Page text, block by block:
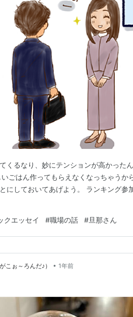
くるなり、妙にテンションが高かった
ごはん作ってもらえなくなっちゃうか
にしておいてあげよう。 ランキング参
クエッセイ #職場の話 #旦那さん
こぉ～ろんだ♪） • 1年前